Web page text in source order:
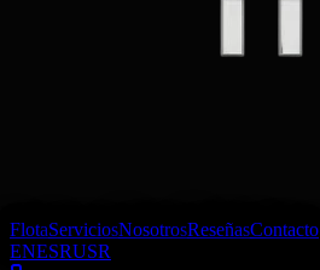
FlotaServiciosNosotrosReseñasContacto
ENESRUSR